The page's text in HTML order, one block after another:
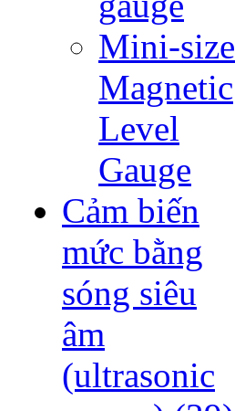
Mini-size
Magnetic
Level
Gauge
Cảm biến
mức bằng
sóng siêu
âm
(ultrasonic